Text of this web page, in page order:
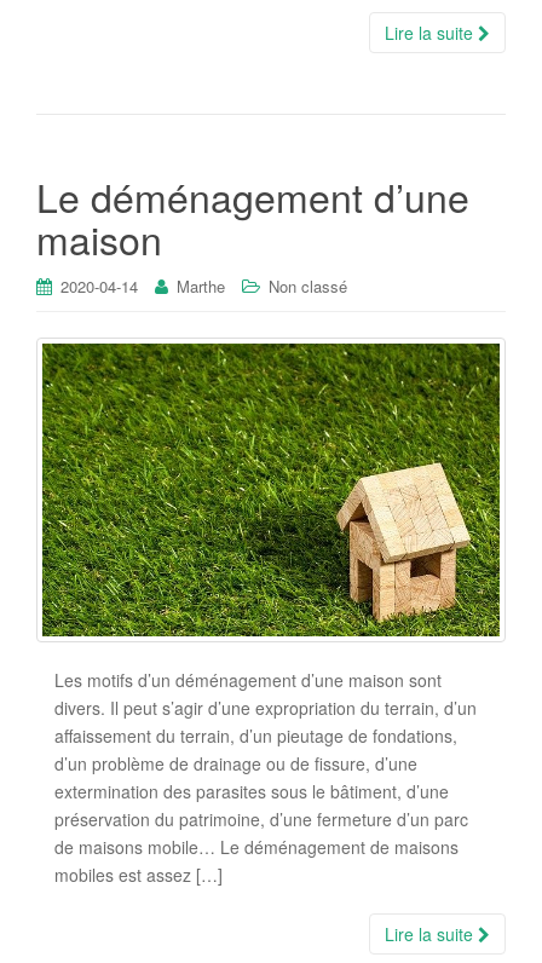
Lire la suite
Le déménagement d’une
maison
2020-04-14 Marthe Non classé
Les motifs d’un déménagement d’une maison sont
divers. Il peut s’agir d’une expropriation du terrain, d’un
affaissement du terrain, d’un pieutage de fondations,
d’un problème de drainage ou de fissure, d’une
extermination des parasites sous le bâtiment, d’une
préservation du patrimoine, d’une fermeture d’un parc
de maisons mobile… Le déménagement de maisons
mobiles est assez […]
Lire la suite